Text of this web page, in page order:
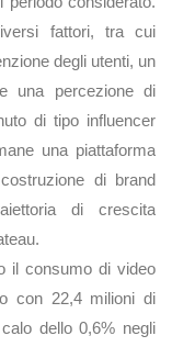
fattori, tra cui
degli utenti, un
una percezione di
di tipo influencer
una piattaforma
di brand
di crescita
il consumo di video
con 22,4 milioni di
dello 0,6% negli